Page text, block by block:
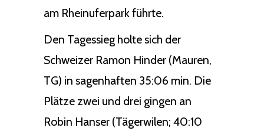
am Rheinuferpark führte.
Den Tagessieg holte sich der
Schweizer Ramon Hinder (Mauren,
TG) in sagenhaften 35:06 min. Die
Plätze zwei und drei gingen an
Robin Hanser (Tägerwilen; 40:10